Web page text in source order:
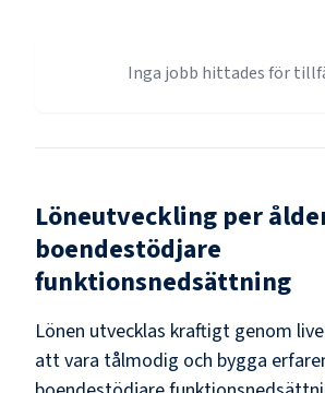
Inga jobb hittades för
Löneutveckling per
boendestödjare
funktionsnedsättning
Lönen utvecklas kraftigt genom
att vara tålmodig och bygga